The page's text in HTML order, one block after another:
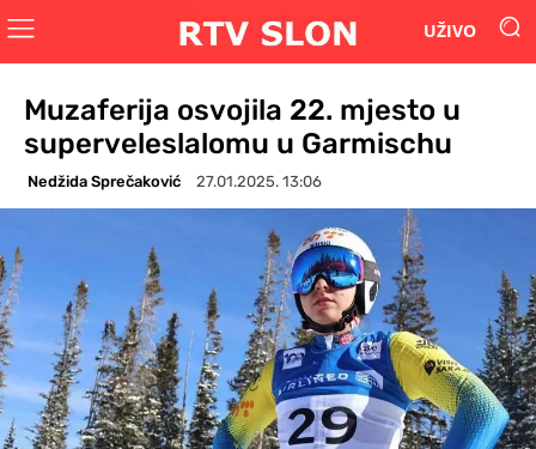
UŽIVO
Muzaferija osvojila 22. mjesto u
superveleslalomu u Garmischu
Nedžida Sprečaković 27.01.2025. 13:06